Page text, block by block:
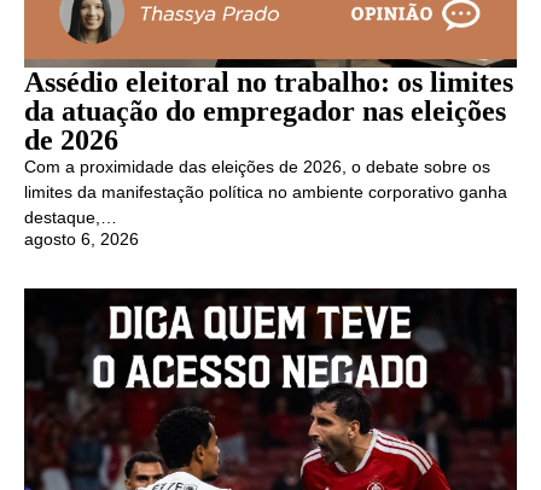
Assédio eleitoral no trabalho: os limites
da atuação do empregador nas eleições
de 2026
Com a proximidade das eleições de 2026, o debate sobre os
limites da manifestação política no ambiente corporativo ganha
destaque,…
agosto 6, 2026